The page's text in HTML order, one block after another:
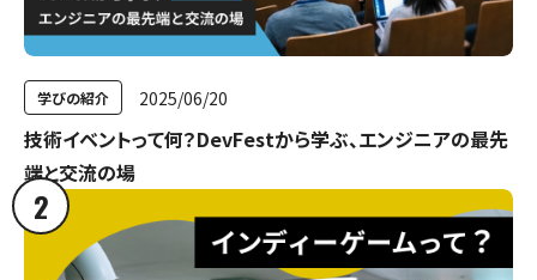
学びの紹介 2025/06/20
技術イベントって何？DevFestから学ぶ、エンジニアの最先
端と交流の場
2